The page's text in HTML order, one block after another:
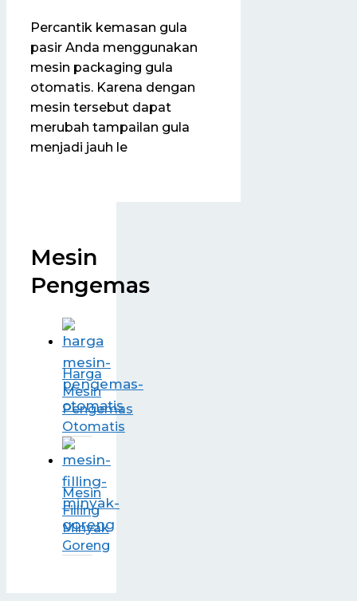
Percantik kemasan gula
pasir Anda menggunakan
mesin packaging gula
otomatis. Karena dengan
mesin tersebut dapat
merubah tampailan gula
menjadi jauh le
Mesin
Pengemas
Harga
Mesin
Pengemas
Otomatis
Mesin
Filling
Minyak
Goreng